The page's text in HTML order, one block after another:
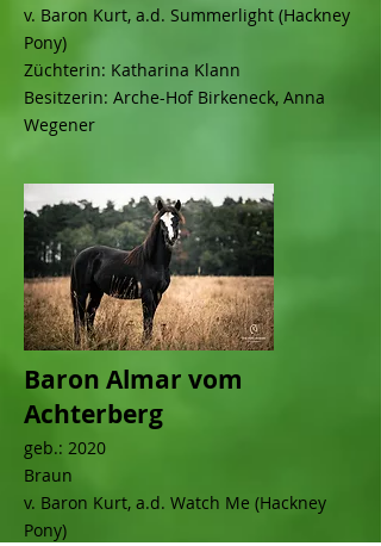
v. Baron Kurt, a.d. Summerlight (Hackney
Pony)
Züchterin: Katharina Klann
Besitzerin: Arche-Hof Birkeneck, Anna
Wegener
Baron Almar vom
Achterberg
geb.: 2020
Braun
v. Baron Kurt, a.d. Watch Me (Hackney
Pony)